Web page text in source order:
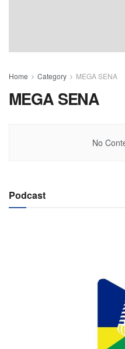
Home Category MEGA SENA
MEGA SENA
No
Podcast